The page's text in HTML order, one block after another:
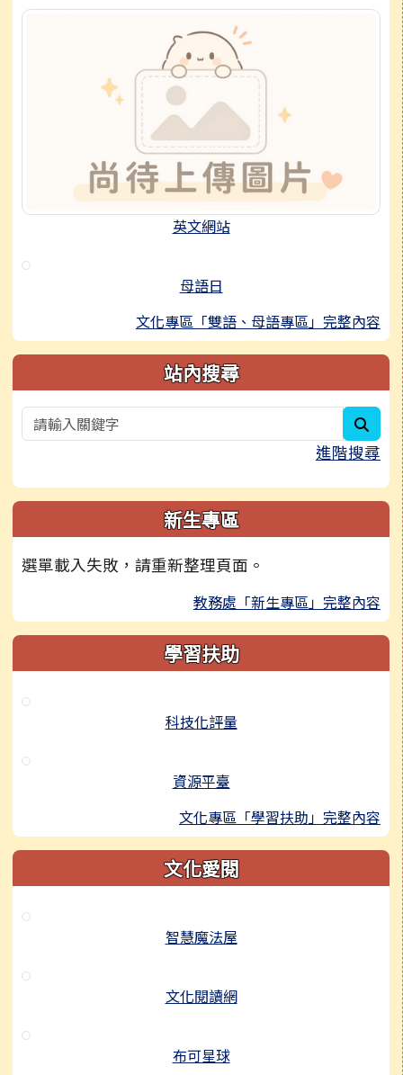
英文網站
母語日
文化專區「雙語、母語專區」完整內容
站內搜尋
進階搜尋
新生專區
選單載入失敗，請重新整理頁面。
教務處「新生專區」完整內容
學習扶助
科技化評量
資源平臺
文化專區「學習扶助」完整內容
文化愛閱
智慧魔法屋
文化閱讀網
布可星球